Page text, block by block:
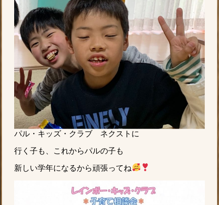
パル・キッズ・クラブ ネクストに
行く子も、これからパルの子も
新しい学年になるから頑張ってね